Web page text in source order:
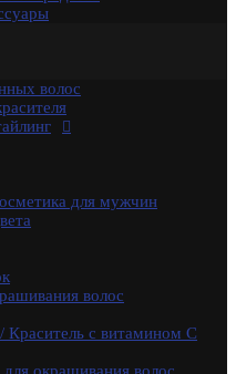
за волосами
и пилинги
продукты Arganoil
Arganoil
волос
для мужчин
волос
Краситель с витамином С